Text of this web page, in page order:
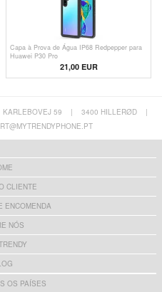
Capa à Prova de Água IP68 Redpepper para
Huawei P30 Pro
21,00 EUR
KARLEBOVEJ 59 | 3400 HILLERØD
|
CLIENTE
ENCOMENDA
NÓS
OS PAÍSES